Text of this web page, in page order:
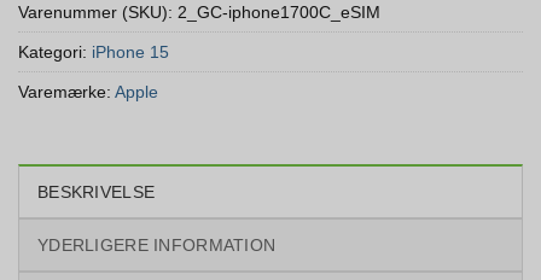
Varenummer (SKU): 2_GC-iphone1700C_eSIM
Kategori: iPhone 15
Varemærke: Apple
BESKRIVELSE
YDERLIGERE INFORMATION